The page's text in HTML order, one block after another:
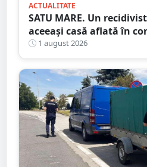
ACTUALITATE
SATU MARE. Un
aceeași casă aflată în
șase zile
1 august 2026